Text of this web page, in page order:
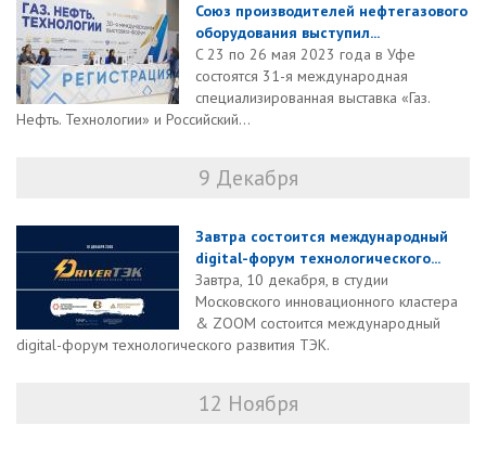
Союз производителей нефтегазового
оборудования выступил...
C 23 по 26 мая 2023 года в Уфе
состоятся 31-я международная
специализированная выставка «Газ.
Нефть. Технологии» и Российский...
9 Декабря
Завтра состоится международный
digital-форум технологического...
Завтра, 10 декабря, в студии
Московского инновационного кластера
& ZOOM состоится международный
digital-форум технологического развития ТЭК.
12 Ноября